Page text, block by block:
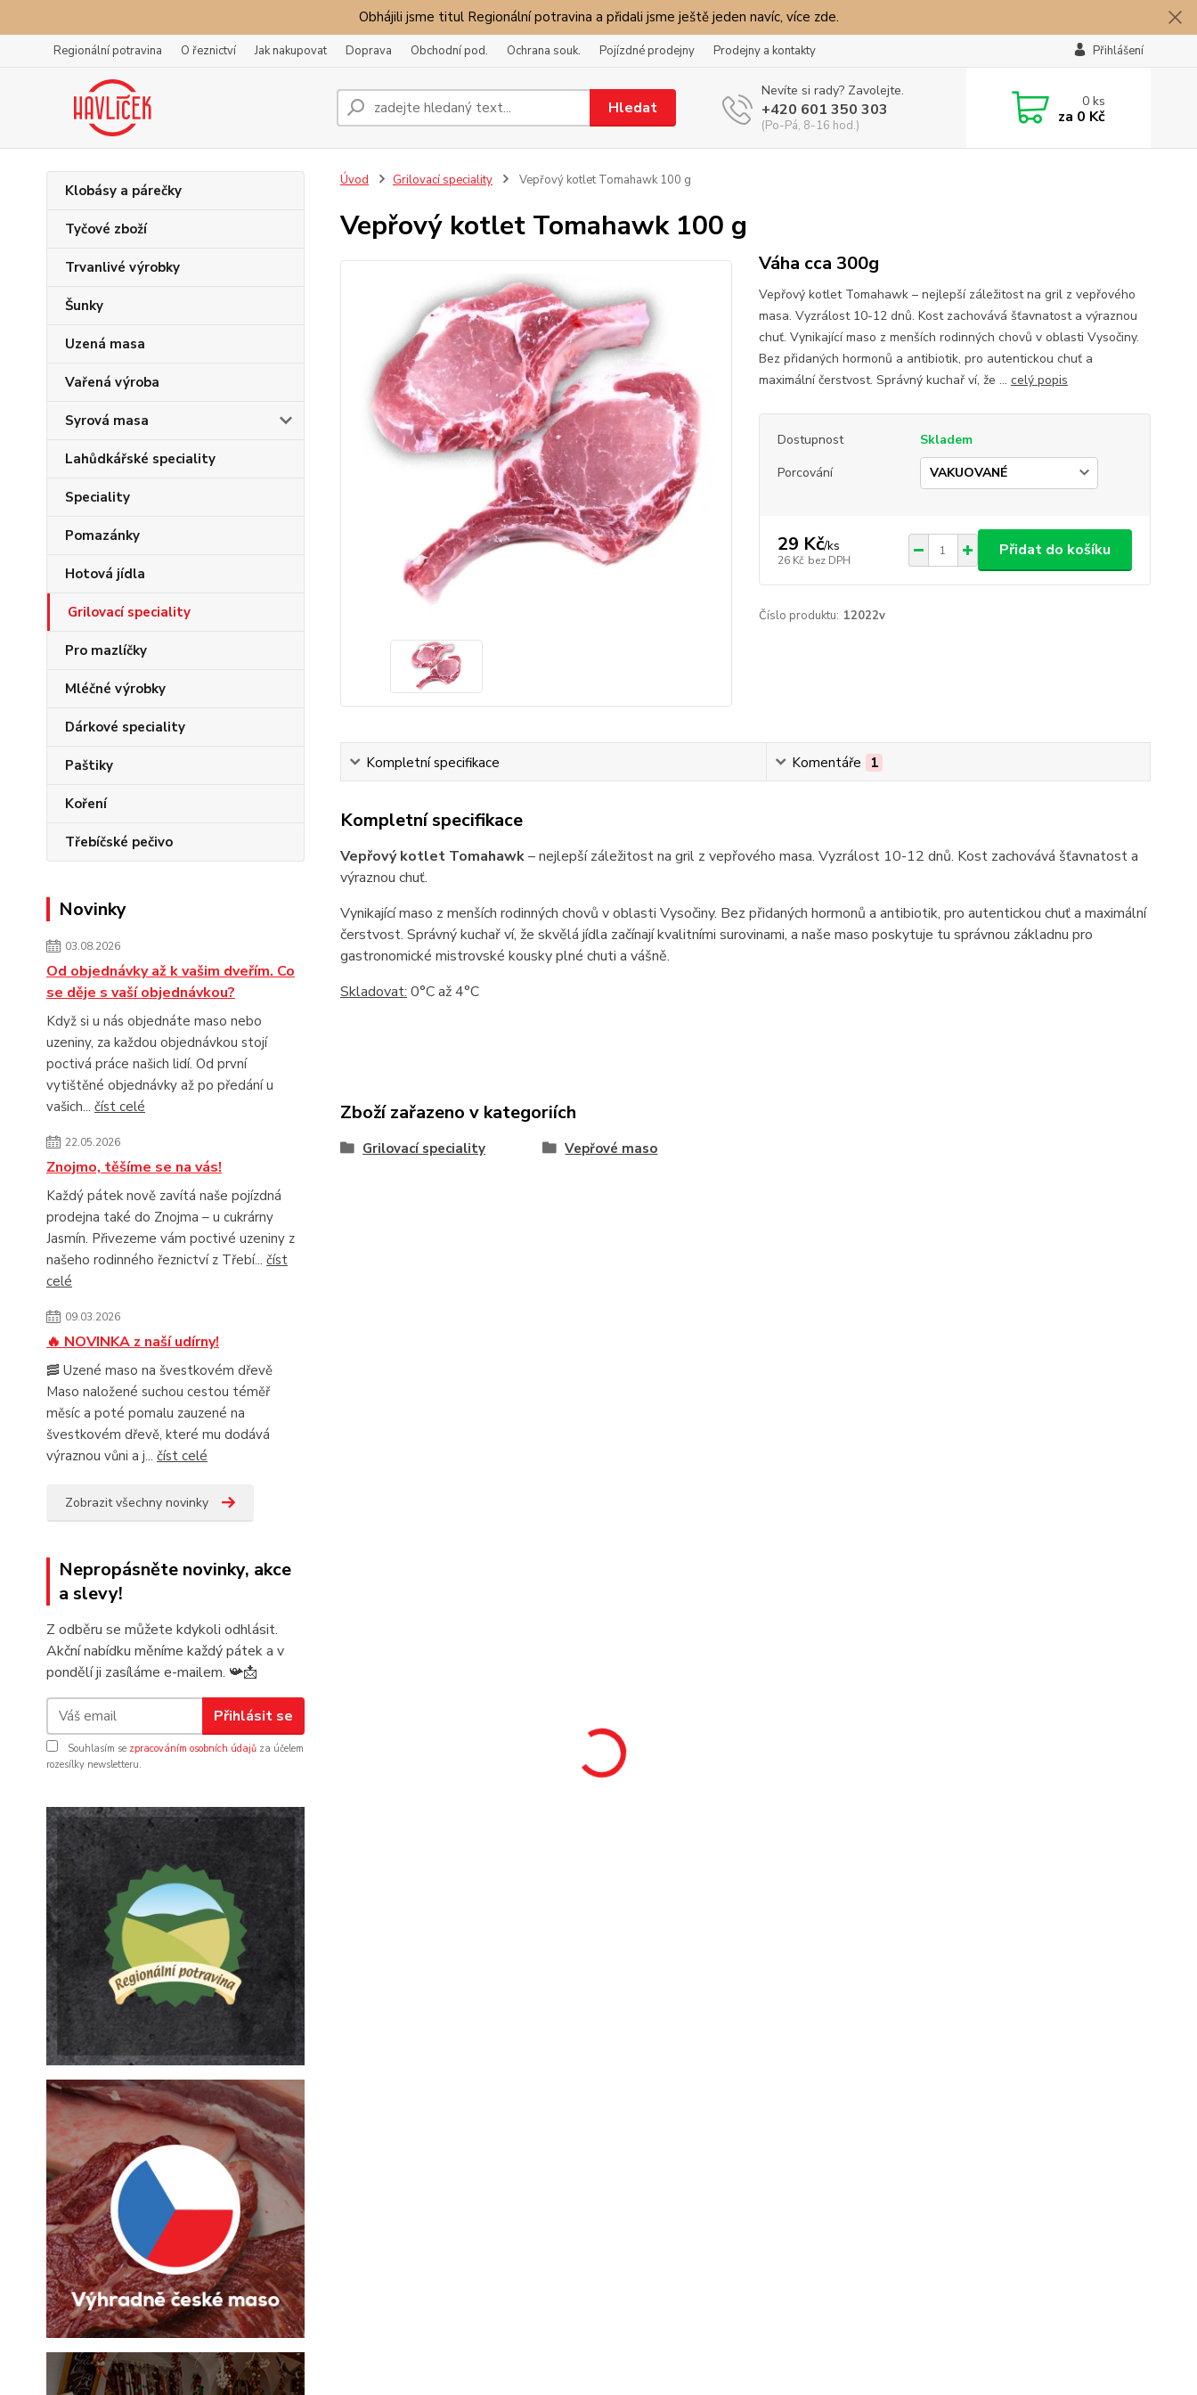
Obhájili jsme titul Regionální potravina a přidali jsme ještě jeden navíc, více zde.
Regionální potravina O řeznictví Jak nakupovat Doprava Obchodní pod. Ochrana souk. Pojízdné prodejny Prodejny a kontakty Přihlášení
Hledat
Nevíte si rady? Zavolejte.
+420 601 350 303
(Po-Pá, 8-16 hod.)
0ks
za 0 Kč
Klobásy a párečky
Tyčové zboží
Trvanlivé výrobky
Šunky
Uzená masa
Vařená výroba
Syrová masa
Lahůdkářské speciality
Speciality
Pomazánky
Hotová jídla
Grilovací speciality
Pro mazlíčky
Mléčné výrobky
Dárkové speciality
Paštiky
Koření
Třebíčské pečivo
Novinky
03.08.2026
Od objednávky až k vašim dveřím. Co
se děje s vaší objednávkou?
Když si u nás objednáte maso nebo
uzeniny, za každou objednávkou stojí
poctivá práce našich lidí. Od první
vytištěné objednávky až po předání u
vašich... číst celé
22.05.2026
Znojmo, těšíme se na vás!
Každý pátek nově zavítá naše pojízdná
prodejna také do Znojma – u cukrárny
Jasmín. Přivezeme vám poctivé uzeniny z
našeho rodinného řeznictví z Třebí... číst
celé
09.03.2026
🔥 NOVINKA z naší udírny!
🥓 Uzené maso na švestkovém dřevě
Maso naložené suchou cestou téměř
měsíc a poté pomalu zauzené na
švestkovém dřevě, které mu dodává
výraznou vůni a j... číst celé
Zobrazit všechny novinky
Nepropásněte novinky, akce
a slevy!
Z odběru se můžete kdykoli odhlásit.
Akční nabídku měníme každý pátek a v
pondělí ji zasíláme e-mailem. 📯📩
Přihlásit se
Souhlasím se zpracováním osobních údajů za účelem
rozesílky newsletteru.
Úvod Grilovací speciality Vepřový kotlet Tomahawk 100 g
Vepřový kotlet Tomahawk 100 g
Váha cca 300g
Vepřový kotlet Tomahawk – nejlepší záležitost na gril z vepřového
masa. Vyzrálost 10-12 dnů. Kost zachovává šťavnatost a výraznou
chuť. Vynikající maso z menších rodinných chovů v oblasti Vysočiny.
Bez přidaných hormonů a antibiotik, pro autentickou chuť a
maximální čerstvost. Správný kuchař ví, že ... celý popis
Dostupnost
Skladem
Porcování
29 Kč/ks
26 Kč bez DPH
Přidat do košíku
Číslo produktu: 12022v
Kompletní specifikace Komentáře 1
Kompletní specifikace
Vepřový kotlet Tomahawk– nejlepší záležitost na gril z vepřového masa. Vyzrálost 10-12 dnů. Kost zachovává šťavnatost a
výraznou chuť.
Vynikající maso z menších rodinných chovů v oblasti Vysočiny. Bez přidaných hormonů a antibiotik, pro autentickou chuť a maximální
čerstvost. Správný kuchař ví, že skvělá jídla začínají kvalitními surovinami, a naše maso poskytuje tu správnou základnu pro
gastronomické mistrovské kousky plné chuti a vášně.
Skladovat: 0°C až 4°C
Zboží zařazeno v kategoriích
Grilovací speciality Vepřové maso